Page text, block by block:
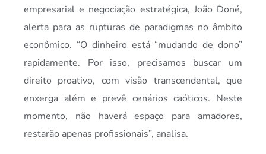
empresarial e negociação estratégica, João Doné,
alerta para as rupturas de paradigmas no âmbito
econômico. “O dinheiro está “mudando de dono”
rapidamente. Por isso, precisamos buscar um
direito proativo, com visão transcendental, que
enxerga além e prevê cenários caóticos. Neste
momento, não haverá espaço para amadores,
restarão apenas profissionais”, analisa.